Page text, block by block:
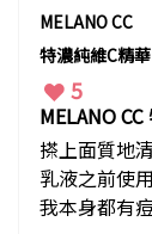
MELANO CC
特濃純維C精
5
MELANO
搽上面質地
乳液之前使
我本身都有